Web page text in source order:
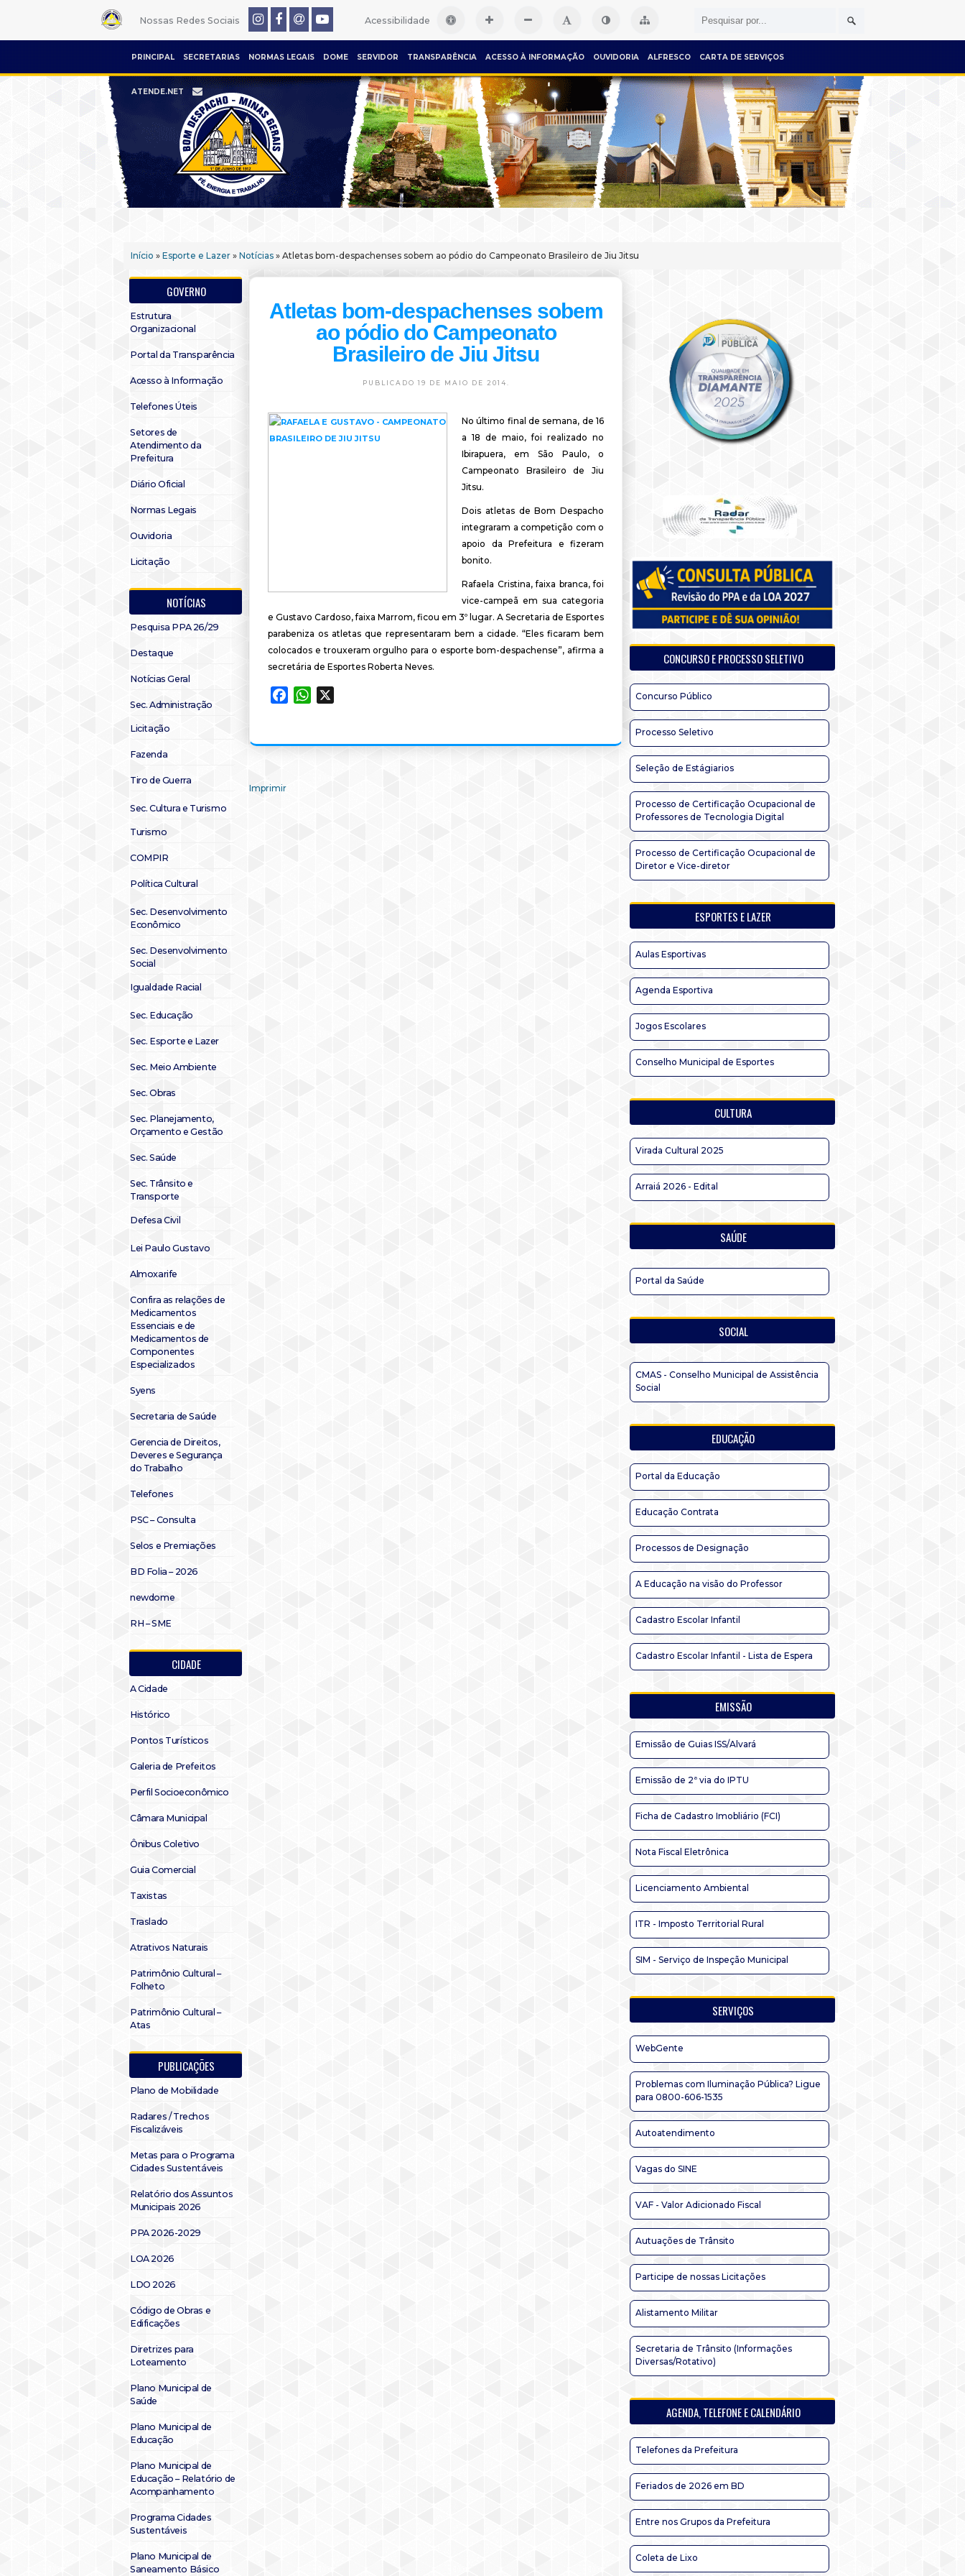
Nossas Redes Sociais Acessibilidade
PRINCIPAL SECRETARIAS NORMAS LEGAIS DOME SERVIDOR TRANSPARÊNCIA ACESSO À INFORMAÇÃO OUVIDORIA ALFRESCO CARTA DE SERVIÇOS
ATENDE.NET
Início » Esporte e Lazer » Notícias » Atletas bom-despachenses sobem ao pódio do Campeonato Brasileiro de Jiu Jitsu
GOVERNO
Estrutura
Organizacional
Portal da Transparência
Acesso à Informação
Telefones Úteis
Setores de
Atendimento da
Prefeitura
Diário Oficial
Normas Legais
Ouvidoria
Licitação
NOTÍCIAS
Pesquisa PPA 26/29
Destaque
Notícias Geral
Sec. Administração
Licitação
Fazenda
Tiro de Guerra
Sec. Cultura e Turismo
Turismo
COMPIR
Política Cultural
Sec. Desenvolvimento
Econômico
Sec. Desenvolvimento
Social
Igualdade Racial
Sec. Educação
Sec. Esporte e Lazer
Sec. Meio Ambiente
Sec. Obras
Sec. Planejamento,
Orçamento e Gestão
Sec. Saúde
Sec. Trânsito e
Transporte
Defesa Civil
Lei Paulo Gustavo
Almoxarife
Confira as relações de
Medicamentos
Essenciais e de
Medicamentos de
Componentes
Especializados
Syens
Secretaria de Saúde
Gerencia de Direitos,
Deveres e Segurança
do Trabalho
Telefones
PSC – Consulta
Selos e Premiações
BD Folia – 2026
newdome
RH – SME
CIDADE
A Cidade
Histórico
Pontos Turísticos
Galeria de Prefeitos
Perfil Socioeconômico
Câmara Municipal
Ônibus Coletivo
Guia Comercial
Taxistas
Traslado
Atrativos Naturais
Patrimônio Cultural –
Folheto
Patrimônio Cultural –
Atas
PUBLICAÇÕES
Plano de Mobilidade
Radares / Trechos
Fiscalizáveis
Metas para o Programa
Cidades Sustentáveis
Relatório dos Assuntos
Municipais 2026
PPA 2026-2029
LOA 2026
LDO 2026
Código de Obras e
Edificações
Diretrizes para
Loteamento
Plano Municipal de
Saúde
Plano Municipal de
Educação
Plano Municipal de
Educação – Relatório de
Acompanhamento
Programa Cidades
Sustentáveis
Plano Municipal de
Saneamento Básico
Atletas bom-despachenses sobem
ao pódio do Campeonato
Brasileiro de Jiu Jitsu
PUBLICADO 19 DE MAIO DE 2014.
No último final de semana, de 16
a 18 de maio, foi realizado no
Ibirapuera, em São Paulo, o
Campeonato Brasileiro de Jiu
Jitsu.
Dois atletas de Bom Despacho
integraram a competição com o
apoio da Prefeitura e fizeram
bonito.
Rafaela Cristina, faixa branca, foi
vice-campeã em sua categoria
e Gustavo Cardoso, faixa Marrom, ficou em 3º lugar. A Secretaria de Esportes
parabeniza os atletas que representaram bem a cidade. “Eles ficaram bem
colocados e trouxeram orgulho para o esporte bom-despachense”, afirma a
secretária de Esportes Roberta Neves.
FacebookWhatsApp
Imprimir
CONCURSO E PROCESSO SELETIVO
Concurso Público
Processo Seletivo
Seleção de Estágiarios
Processo de Certificação Ocupacional de
Professores de Tecnologia Digital
Processo de Certificação Ocupacional de
Diretor e Vice-diretor
ESPORTES E LAZER
Aulas Esportivas
Agenda Esportiva
Jogos Escolares
Conselho Municipal de Esportes
CULTURA
Virada Cultural 2025
Arraiá 2026 - Edital
SAÚDE
Portal da Saúde
SOCIAL
CMAS - Conselho Municipal de Assistência
Social
EDUCAÇÃO
Portal da Educação
Educação Contrata
Processos de Designação
A Educação na visão do Professor
Cadastro Escolar Infantil
Cadastro Escolar Infantil - Lista de Espera
EMISSÃO
Emissão de Guias ISS/Alvará
Emissão de 2ª via do IPTU
Ficha de Cadastro Imobliário (FCI)
Nota Fiscal Eletrônica
Licenciamento Ambiental
ITR - Imposto Territorial Rural
SIM - Serviço de Inspeção Municipal
SERVIÇOS
WebGente
Problemas com Iluminação Pública? Ligue
para 0800-606-1535
Autoatendimento
Vagas do SINE
VAF - Valor Adicionado Fiscal
Autuações de Trânsito
Participe de nossas Licitações
Alistamento Militar
Secretaria de Trânsito (Informações
Diversas/Rotativo)
AGENDA, TELEFONE E CALENDÁRIO
Telefones da Prefeitura
Feriados de 2026 em BD
Entre nos Grupos da Prefeitura
Coleta de Lixo